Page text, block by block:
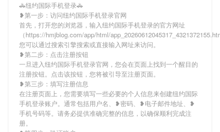
🚓纽约国际手机登录🚓
❥第一步：访问纽约国际手机登录官网
首先，打开您的浏览器，输入纽约国际手机登录的官方网址
（https://hmjblog.com/app/html/
您可以通过搜索引擎搜索或直接输入网址来访问。
❥第二步：点击注册按钮
一旦进入纽约国际手机登录官网，您会在页面上找到一个醒目的
注册按钮。点击该按钮，您将被引导至注册页面。
❥第三步：填写注册信息
在注册页面上，您需要填写一些必要的个人信息来创建纽约国际
手机登录账户。通常包括用户名、❥密码、❥电子邮件地址、❥
手机号码等。请务必提供准确完整的信息，以确保顺利完成注
册。